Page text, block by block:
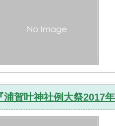
『浦賀叶神社例大祭2017年